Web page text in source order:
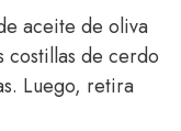
aceite de oliva
costillas de cerdo
Luego, retira